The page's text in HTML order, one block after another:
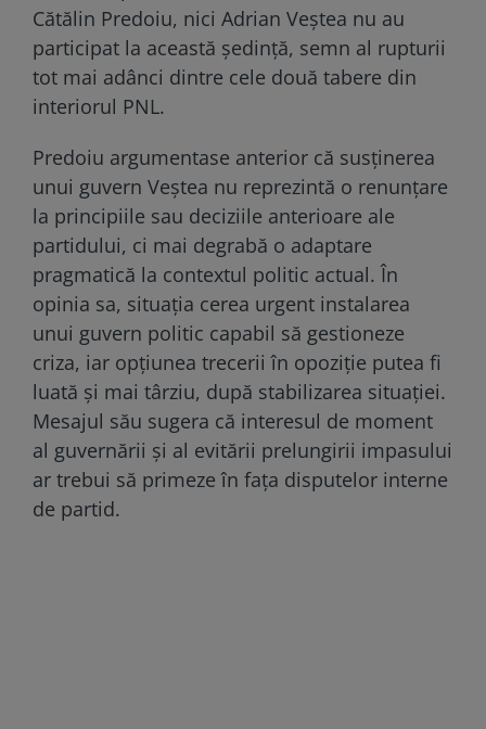
Cătălin Predoiu, nici Adrian Veștea nu au
participat la această ședință, semn al rupturii
tot mai adânci dintre cele două tabere din
interiorul PNL.
Predoiu argumentase anterior că susținerea
unui guvern Veștea nu reprezintă o renunțare
la principiile sau deciziile anterioare ale
partidului, ci mai degrabă o adaptare
pragmatică la contextul politic actual. În
opinia sa, situația cerea urgent instalarea
unui guvern politic capabil să gestioneze
criza, iar opțiunea trecerii în opoziție putea fi
luată și mai târziu, după stabilizarea situației.
Mesajul său sugera că interesul de moment
al guvernării și al evitării prelungirii impasului
ar trebui să primeze în fața disputelor interne
de partid.